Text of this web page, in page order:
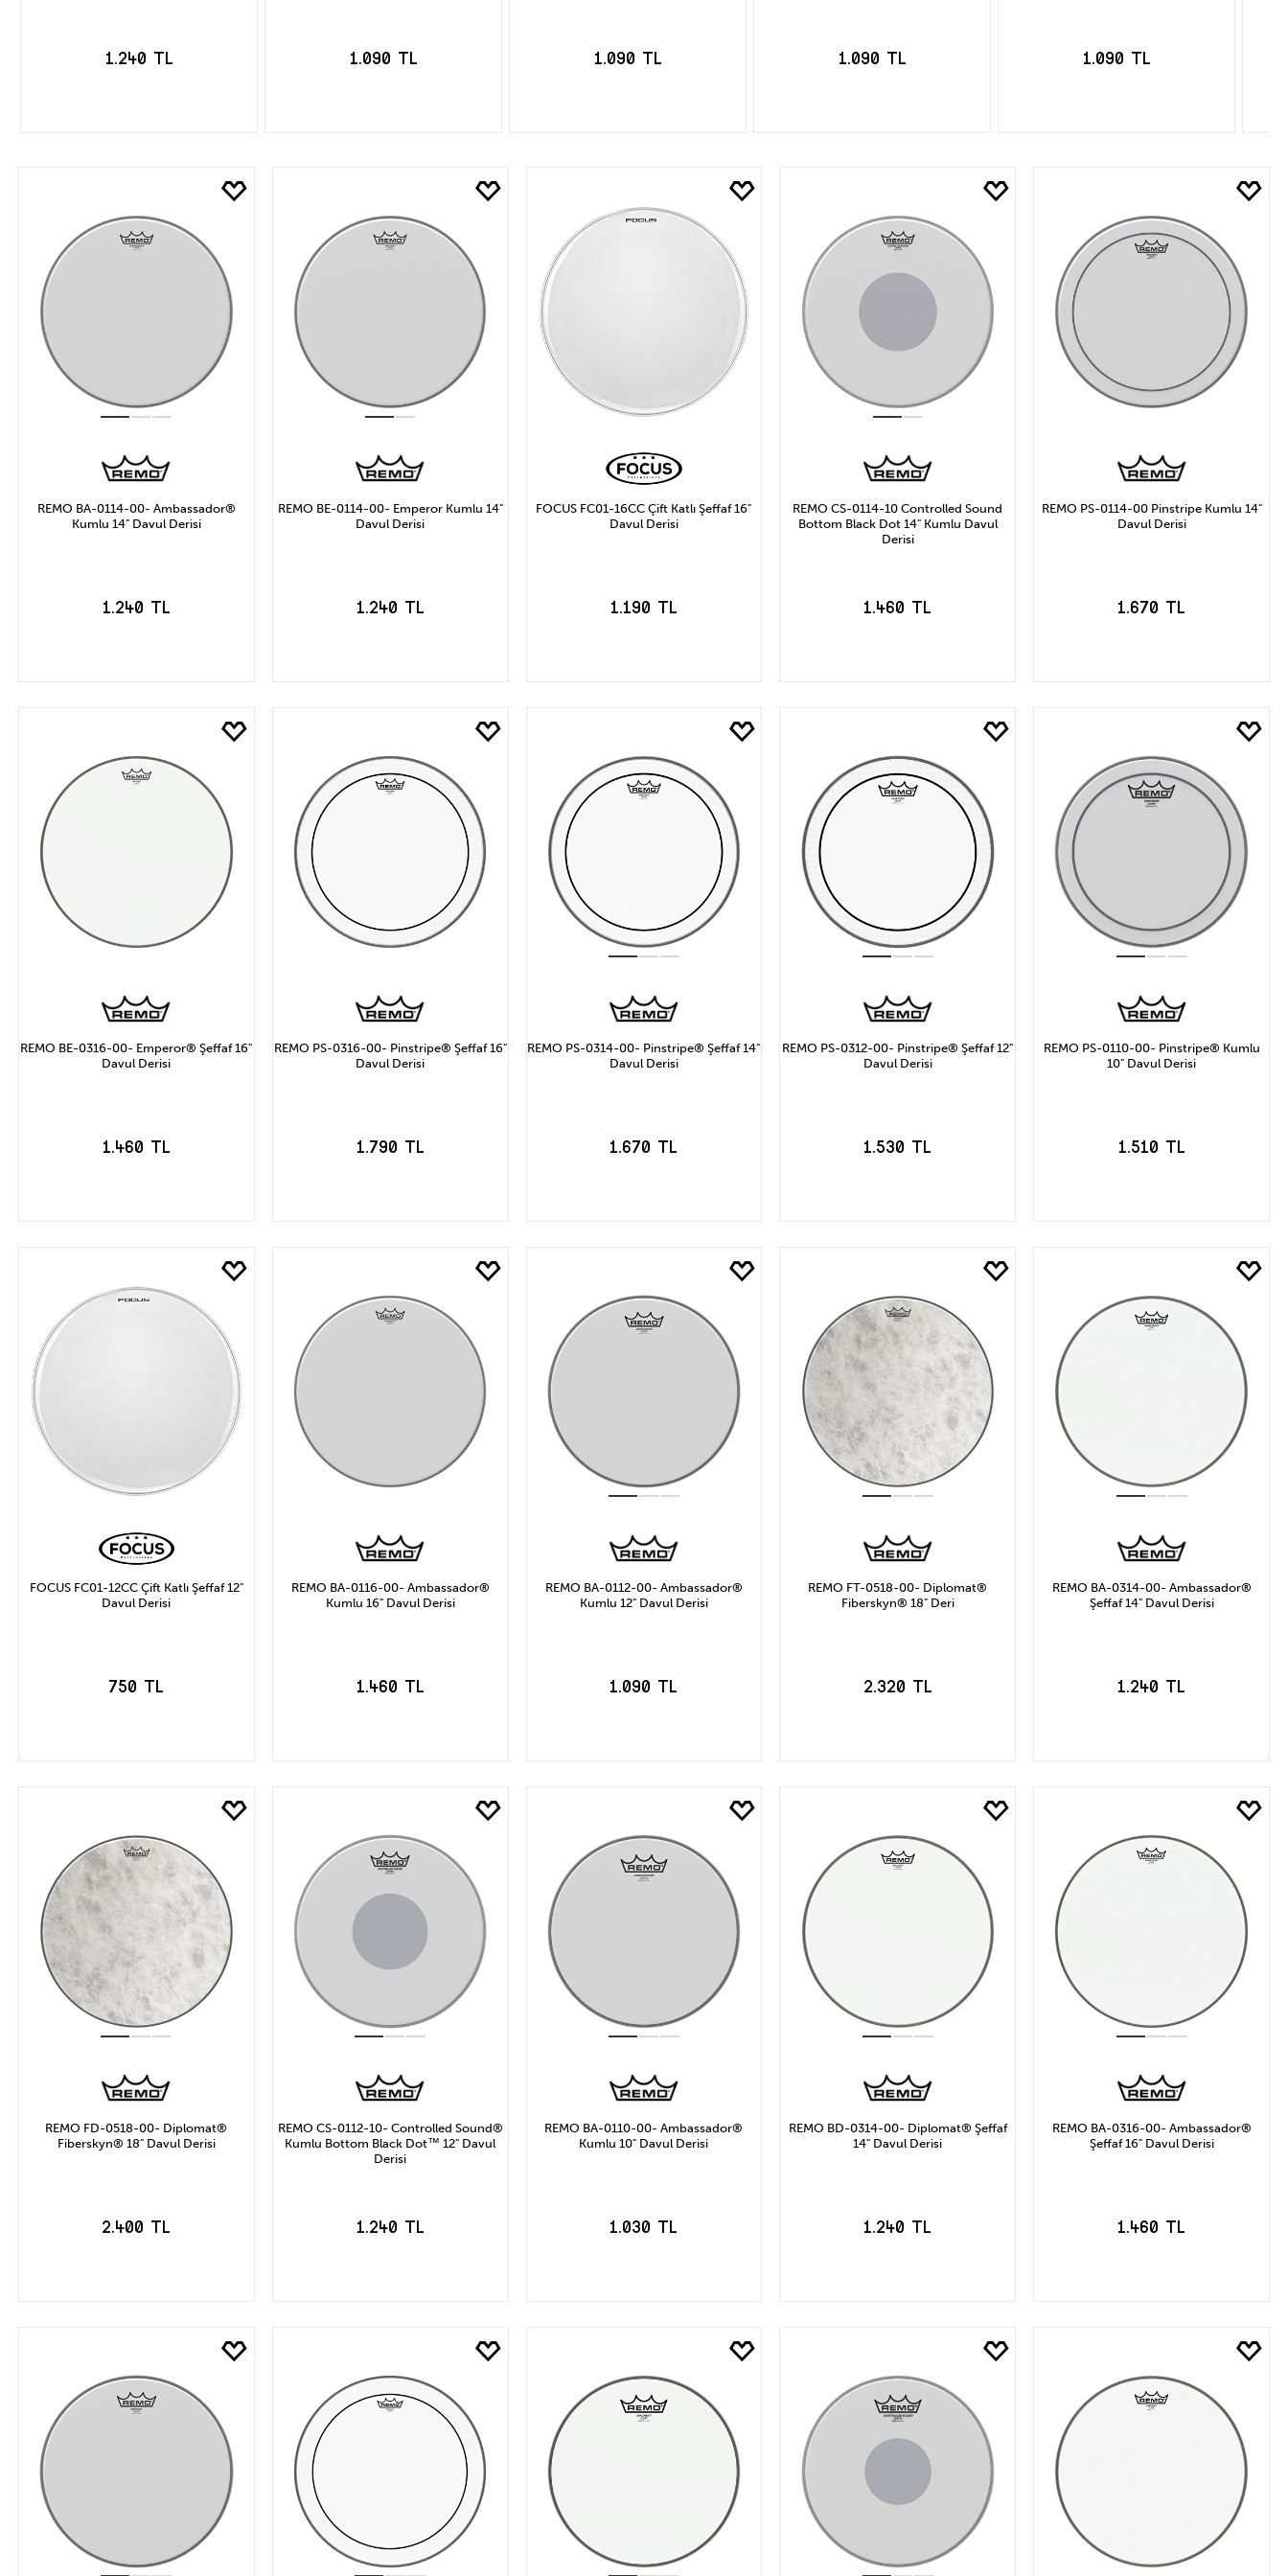
1.240 TL
SEPETE EKLE
1.090 TL
SEPETE EKLE
1.090 TL
SEPETE EKLE
1.090 TL
SEPETE EKLE
1.090 TL
SEPETE EKLE
REMO BA-0114-00- Ambassador®
Kumlu 14" Davul Derisi
1.240 TL
SEPETE EKLE
REMO BE-0114-00- Emperor Kumlu 14"
Davul Derisi
1.240 TL
SEPETE EKLE
FOCUS FC01-16CC Çift Katlı Şeffaf 16"
Davul Derisi
1.190 TL
SEPETE EKLE
REMO CS-0114-10 Controlled Sound
Bottom Black Dot 14" Kumlu Davul
Derisi
1.460 TL
SEPETE EKLE
REMO PS-0114-00 Pinstripe Kumlu 14"
Davul Derisi
1.670 TL
SEPETE EKLE
REMO BE-0316-00- Emperor® Şeffaf 16"
Davul Derisi
1.460 TL
SEPETE EKLE
REMO PS-0316-00- Pinstripe® Şeffaf 16"
Davul Derisi
1.790 TL
SEPETE EKLE
REMO PS-0314-00- Pinstripe® Şeffaf 14"
Davul Derisi
1.670 TL
SEPETE EKLE
REMO PS-0312-00- Pinstripe® Şeffaf 12"
Davul Derisi
1.530 TL
SEPETE EKLE
REMO PS-0110-00- Pinstripe® Kumlu
10" Davul Derisi
1.510 TL
SEPETE EKLE
FOCUS FC01-12CC Çift Katlı Şeffaf 12"
Davul Derisi
750 TL
SEPETE EKLE
REMO BA-0116-00- Ambassador®
Kumlu 16" Davul Derisi
1.460 TL
SEPETE EKLE
REMO BA-0112-00- Ambassador®
Kumlu 12" Davul Derisi
1.090 TL
SEPETE EKLE
REMO FT-0518-00- Diplomat®
Fiberskyn® 18" Deri
2.320 TL
SEPETE EKLE
REMO BA-0314-00- Ambassador®
Şeffaf 14" Davul Derisi
1.240 TL
SEPETE EKLE
REMO FD-0518-00- Diplomat®
Fiberskyn® 18" Davul Derisi
2.400 TL
SEPETE EKLE
REMO CS-0112-10- Controlled Sound®
Kumlu Bottom Black Dot™ 12" Davul
Derisi
1.240 TL
SEPETE EKLE
REMO BA-0110-00- Ambassador®
Kumlu 10" Davul Derisi
1.030 TL
SEPETE EKLE
REMO BD-0314-00- Diplomat® Şeffaf
14" Davul Derisi
1.240 TL
SEPETE EKLE
REMO BA-0316-00- Ambassador®
Şeffaf 16" Davul Derisi
1.460 TL
SEPETE EKLE